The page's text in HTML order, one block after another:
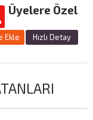
Üyelere Özel
Ekle Hızlı Detay